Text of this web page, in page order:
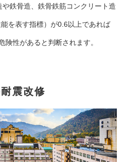
鉄骨造、鉄骨鉄筋コンクリート造
を表す指標）が0.6以上であれば
険性があると判断されます。
震改修